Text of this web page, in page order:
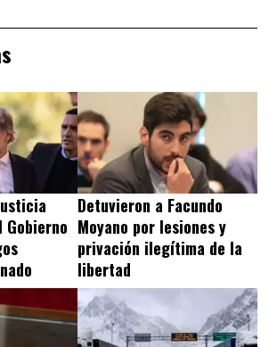
Detuvieron​​​​​​​ a Facundo
Moyano por lesiones y
privación ilegítima de la
libertad